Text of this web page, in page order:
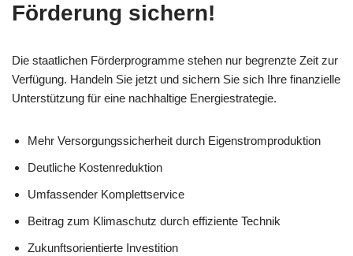
Förderung sichern!
Die staatlichen Förderprogramme stehen nur begrenzte Zeit zur
Verfügung. Handeln Sie jetzt und sichern Sie sich Ihre finanzielle
Unterstützung für eine nachhaltige Energiestrategie.
Mehr Versorgungssicherheit durch Eigenstromproduktion
Deutliche Kostenreduktion
Umfassender Komplettservice
Beitrag zum Klimaschutz durch effiziente Technik
Zukunftsorientierte Investition